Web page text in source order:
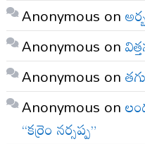
Anonymous on
Anonymous on
Anonymous on
Anonymous on
“కర్రెం నర్సప్ప”